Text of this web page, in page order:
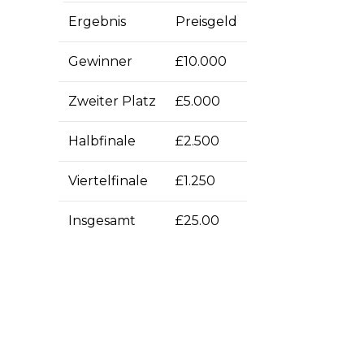
Ergebnis Preisgeld
Gewinner £10.000
Zweiter Platz £5.000
Halbfinale £2.500
Viertelfinale £1.250
Insgesamt £25.00